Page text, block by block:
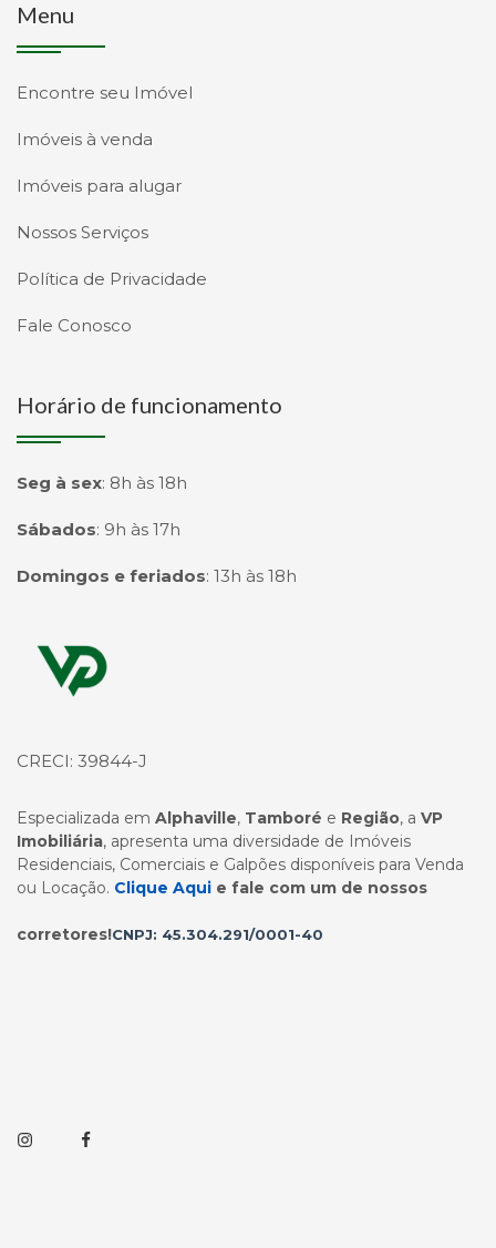
Menu
Encontre seu Imóvel
Imóveis à venda
Imóveis para alugar
Nossos Serviços
Política de Privacidade
Fale Conosco
Horário de funcionamento
Seg à sex: 8h às 18h
Sábados: 9h às 17h
Domingos e feriados: 13h às 18h
Página inicial
CRECI: 39844-J
Especializada em Alphaville, Tamboré e Região, a VP
Imobiliária, apresenta uma diversidade de Imóveis
Residenciais, Comerciais e Galpões disponíveis para Venda
ou Locação. Clique Aqui e fale com um de nossos
corretores!CNPJ: 45.304.291/0001-40
InstagramFacebook